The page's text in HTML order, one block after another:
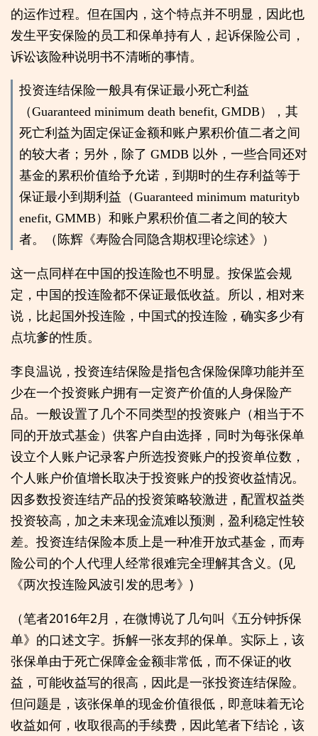
的运作过程。但在国内，这个特点并不明显，因此也
发生平安保险的员工和保单持有人，起诉保险公司，
诉讼该险种说明书不清晰的事情。
投资连结保险一般具有保证最小死亡利益
（Guaranteed minimum death benefit, GMDB），其
死亡利益为固定保证金额和账户累积价值二者之间
的较大者；另外，除了 GMDB 以外，一些合同还对
基金的累积价值给予允诺，到期时的生存利益等于
保证最小到期利益（Guaranteed minimum maturityb
enefit, GMMB）和账户累积价值二者之间的较大
者。（陈辉《寿险合同隐含期权理论综述》）
这一点同样在中国的投连险也不明显。按保监会规
定，中国的投连险都不保证最低收益。所以，相对来
说，比起国外投连险，中国式的投连险，确实多少有
点坑爹的性质。
李良温说，投资连结保险是指包含保险保障功能并至
少在一个投资账户拥有一定资产价值的人身保险产
品。一般设置了几个不同类型的投资账户（相当于不
同的开放式基金）供客户自由选择，同时为每张保单
设立个人账户记录客户所选投资账户的投资单位数，
个人账户价值增长取决于投资账户的投资收益情况。
因多数投资连结产品的投资策略较激进，配置权益类
投资较高，加之未来现金流难以预测，盈利稳定性较
差。投资连结保险本质上是一种准开放式基金，而寿
险公司的个人代理人经常很难完全理解其含义。(见
《两次投连险风波引发的思考》)
（笔者2016年2月，在微博说了几句叫《五分钟拆保
单》的口述文字。拆解一张友邦的保单。实际上，该
张保单由于死亡保障金金额非常低，而不保证的收
益，可能收益写的很高，因此是一张投资连结保险。
但问题是，该张保单的现金价值很低，即意味着无论
收益如何，收取很高的手续费，因此笔者下结论，该